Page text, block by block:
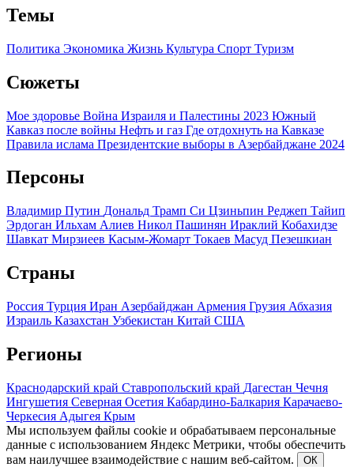
Темы
Политика Экономика Жизнь Культура Спорт Туризм
Сюжеты
Мое здоровье Война Израиля и Палестины 2023 Южный
Кавказ после войны Нефть и газ Где отдохнуть на Кавказе
Правила ислама Президентские выборы в Азербайджане 2024
Персоны
Владимир Путин Дональд Трамп Си Цзиньпин Реджеп Тайип
Эрдоган Ильхам Алиев Никол Пашинян Ираклий Кобахидзе
Шавкат Мирзиеев Касым-Жомарт Токаев Масуд Пезешкиан
Страны
Россия Турция Иран Азербайджан Армения Грузия Абхазия
Израиль Казахстан Узбекистан Китай США
Регионы
Краснодарский край Ставропольский край Дагестан Чечня
Ингушетия Северная Осетия Кабардино-Балкария Карачаево-
Черкесия Адыгея Крым
Мы используем файлы cookie и обрабатываем персональные
данные с использованием Яндекс Метрики, чтобы обеспечить
вам наилучшее взаимодействие с нашим веб-сайтом.
ОК